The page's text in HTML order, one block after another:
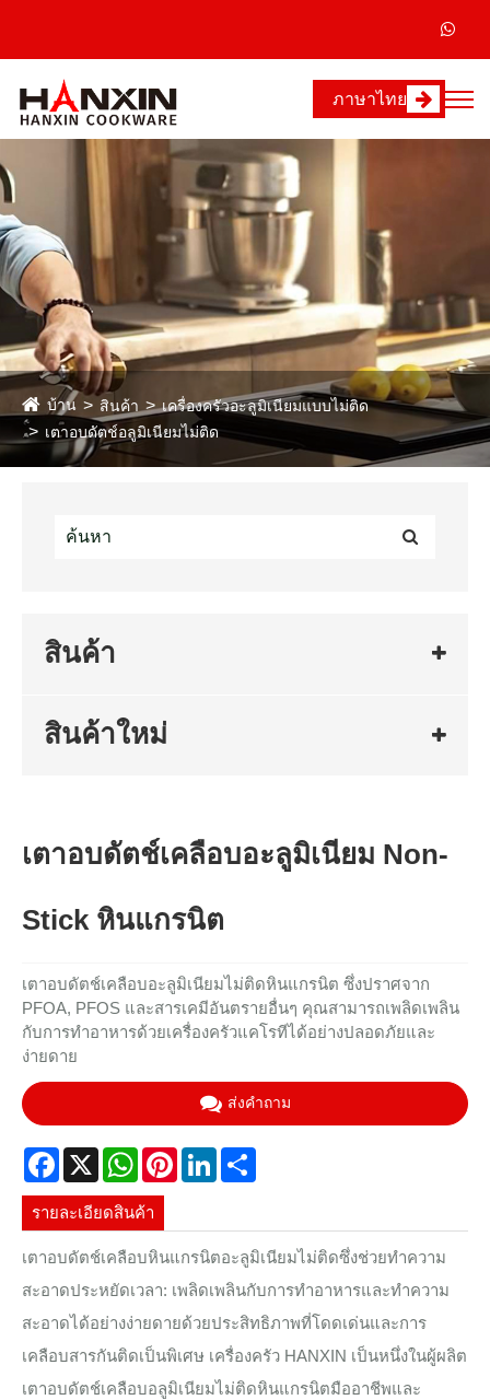
ภาษาไทย
บ้าน สินค้า
เครื่องครัวอะลูมิเนียมแบบไม่ติด
เตาอบดัตช์อลูมิเนียมไม่ติด
สินค้า
สินค้าใหม่
เตาอบดัตช์เคลือบอะลูมิเนียม Non-
Stick หินแกรนิต
เตาอบดัตช์เคลือบอะลูมิเนียมไม่ติดหินแกรนิต ซึ่งปราศจาก
PFOA, PFOS และสารเคมีอันตรายอื่นๆ คุณสามารถเพลิดเพลิน
กับการทำอาหารด้วยเครื่องครัวแคโรทีได้อย่างปลอดภัยและ
ง่ายดาย
ส่งคำถาม
Facebook
X WhatsAppPinterestLinkedIn
รายละเอียดสินค้า
เตาอบดัตช์เคลือบหินแกรนิตอะลูมิเนียมไม่ติดซึ่งช่วยทำความ
สะอาดประหยัดเวลา: เพลิดเพลินกับการทำอาหารและทำความ
สะอาดได้อย่างง่ายดายด้วยประสิทธิภาพที่โดดเด่นและการ
เคลือบสารกันติดเป็นพิเศษ เครื่องครัว HANXIN เป็นหนึ่งในผู้ผลิต
เตาอบดัตช์เคลือบอลูมิเนียมไม่ติดหินแกรนิตมืออาชีพและ